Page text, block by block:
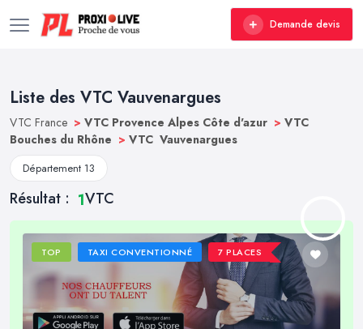
Demande devis
Liste des VTC Vauvenargues
VTC France > VTC Provence Alpes Côte d'azur > VTC
Bouches du Rhône > VTC Vauvenargues
Département 13
Résultat : 1VTC
TOP TAXI CONVENTIONNÉ 7 PLACES